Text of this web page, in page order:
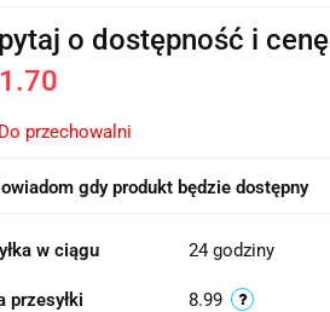
o dostępność i cenę
Do przechowalni
gdy produkt będzie dostępny
w ciągu 24 godziny
przesyłki 8.99